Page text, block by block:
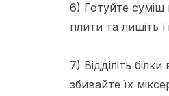
6) Готуйте суміш
плити та лишіть
7) Відділіть
збивайте їх